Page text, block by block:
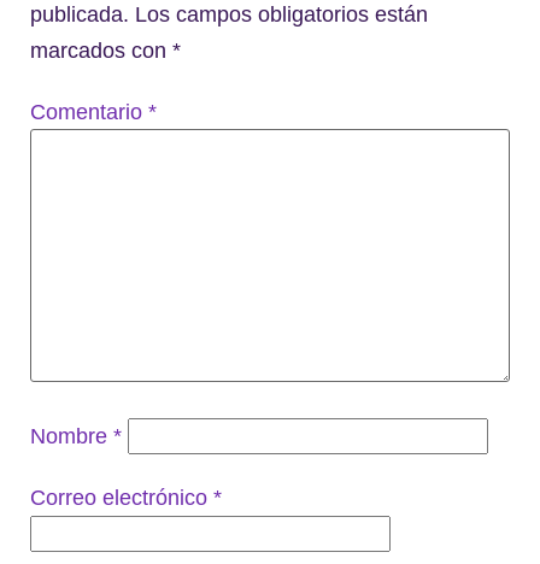
publicada. Los campos obligatorios están
marcados con *
Comentario *
Nombre *
Correo electrónico *